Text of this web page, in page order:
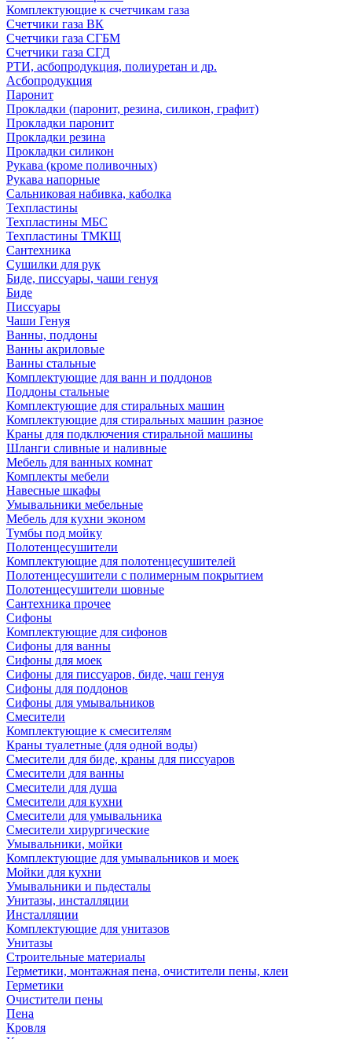
Комплектующие к счетчикам газа
Счетчики газа ВК
Счетчики газа СГБМ
Счетчики газа СГД
РТИ, асбопродукция, полиуретан и др.
Асбопродукция
Паронит
Прокладки (паронит, резина, силикон, графит)
Прокладки паронит
Прокладки резина
Прокладки силикон
Рукава (кроме поливочных)
Рукава напорные
Сальниковая набивка, каболка
Техпластины
Техпластины МБС
Техпластины ТМКЩ
Сантехника
Сушилки для рук
Биде, писсуары, чаши генуя
Биде
Писсуары
Чаши Генуя
Ванны, поддоны
Ванны акриловые
Ванны стальные
Комплектующие для ванн и поддонов
Поддоны стальные
Комплектующие для стиральных машин
Комплектующие для стиральных машин разное
Краны для подключения стиральной машины
Шланги сливные и наливные
Мебель для ванных комнат
Комплекты мебели
Навесные шкафы
Умывальники мебельные
Мебель для кухни эконом
Тумбы под мойку
Полотенцесушители
Комплектующие для полотенцесушителей
Полотенцесушители с полимерным покрытием
Полотенцесушители шовные
Сантехника прочее
Сифоны
Комплектующие для сифонов
Сифоны для ванны
Сифоны для моек
Сифоны для писсуаров, биде, чаш генуя
Сифоны для поддонов
Сифоны для умывальников
Смесители
Комплектующие к смесителям
Краны туалетные (для одной воды)
Смесители для биде, краны для писсуаров
Смесители для ванны
Смесители для душа
Смесители для кухни
Смесители для умывальника
Смесители хирургические
Умывальники, мойки
Комплектующие для умывальников и моек
Мойки для кухни
Умывальники и пьдесталы
Унитазы, инсталляции
Инсталляции
Комплектующие для унитазов
Унитазы
Строительные материалы
Герметики, монтажная пена, очистители пены, клеи
Герметики
Очистители пены
Пена
Кровля